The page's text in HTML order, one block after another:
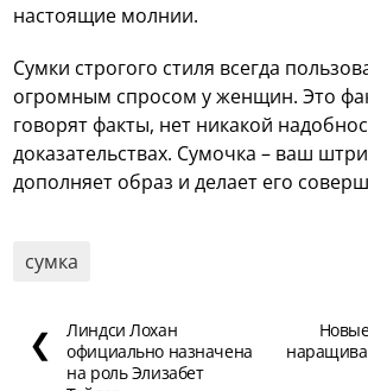
настоящие молнии.
Сумки строгого стиля всегда
огромным спросом у женщин. Это
говорят факты, нет никакой
доказательствах. Сумочка – ваш
дополняет образ и делает его
сумка
❮
Линдси Лохан
официально назначена
на роль Элизабет